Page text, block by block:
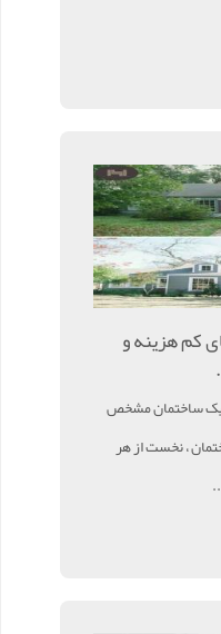
کم هزینه و
یک ساختمان مشخص
، نخست از هر